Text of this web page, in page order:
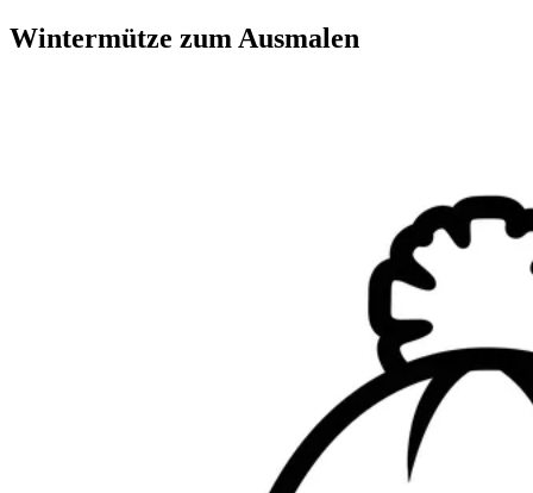
Wintermütze zum Ausmalen